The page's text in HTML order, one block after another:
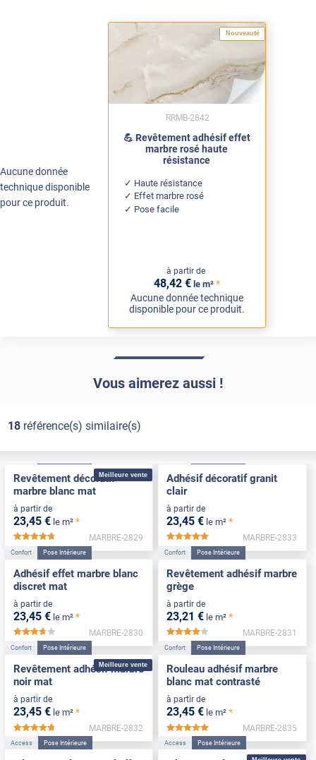
Aucune donnée
technique disponible
pour ce produit.
Nouveauté
💪 Revêtement adhésif effet
marbre rosé haute
résistance
Haute résistance
Effet marbre rosé
Pose facile
à partir de
48,42 € le m² *
Aucune donnée technique
disponible pour ce produit.
RRMB-2842
Vous aimerez aussi !
18référence(s) similaire(s)
Meilleure vente
Revêtement décoratif
marbre blanc mat
à partir de
23,45 € le m² *
*****
MARBRE-2829
Adhésif décoratif granit
clair
à partir de
23,45 € le m² *
MARBRE-2833
Confort Pose Intérieure
Adhésif effet marbre blanc
discret mat
à partir de
23,45 € le m² *
*****
MARBRE-2830
Confort Pose Intérieure
Revêtement adhésif marbre
grège
à partir de
23,21 € le m² *
*****
MARBRE-2831
Meilleure vente
Confort Pose Intérieure
Revêtement adhésif marbre
noir mat
à partir de
23,45 € le m² *
*****
MARBRE-2832
Confort Pose Intérieure
Rouleau adhésif marbre
blanc mat contrasté
à partir de
23,45 € le m² *
MARBRE-2835
Access Pose Intérieure Access Pose Intérieure